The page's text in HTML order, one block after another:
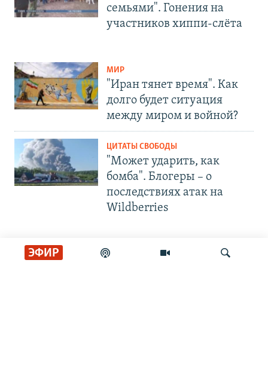
ЭФИР
семьями". Гонения на
участников хиппи-слёта
МИР
"Иран тянет время". Как
долго будет ситуация
между миром и войной?
ЦИТАТЫ СВОБОДЫ
"Может ударить, как
бомба". Блогеры – о
последствиях атак на
Wildberries
СОЦИАЛЬНЫЕ СЕТИ